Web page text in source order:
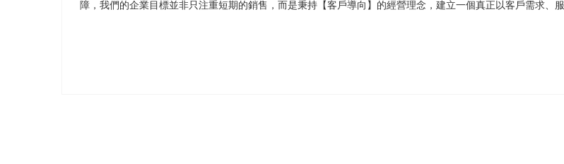
障，我們的企業目標並非只注重短期的銷售，而是秉持【客戶導向】的經營理念，建立一個真正以客戶需求、